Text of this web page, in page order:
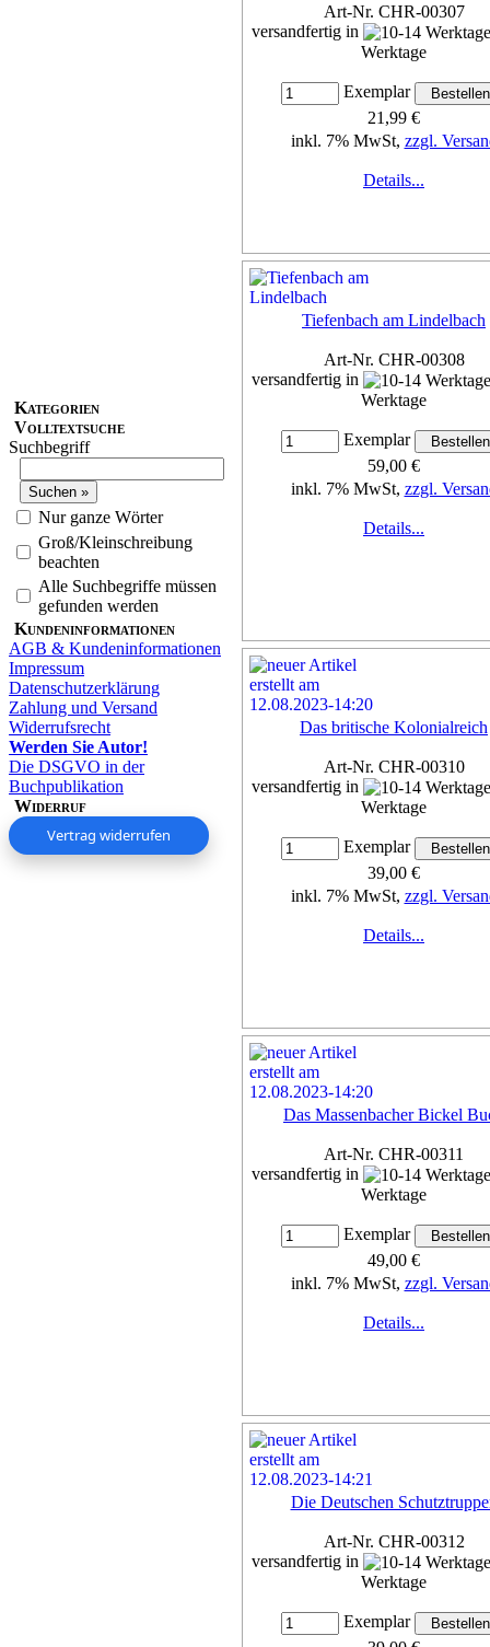
Kategorien
Volltextsuche
Suchbegriff
Nur ganze Wörter
Groß/Kleinschreibung
beachten
Alle Suchbegriffe müssen
gefunden werden
Kundeninformationen
AGB & Kundeninformationen
Impressum
Datenschutzerklärung
Zahlung und Versand
Widerrufsrecht
Werden Sie Autor!
Die DSGVO in der
Buchpublikation
Widerruf
Vertrag widerrufen
Art-Nr. CHR-00307
versandfertig in
Werktage
Exemplar
21,99 €
inkl. 7% MwSt, zzgl.
Details...
Tiefenbach am Lindelbach
Art-Nr. CHR-00308
versandfertig in
Werktage
Exemplar
59,00 €
inkl. 7% MwSt, zzgl.
Details...
Das britische Kolonialreich
Art-Nr. CHR-00310
versandfertig in
Werktage
Exemplar
39,00 €
inkl. 7% MwSt, zzgl.
Details...
Das Massenbacher Bickel
Art-Nr. CHR-00311
versandfertig in
Werktage
Exemplar
49,00 €
inkl. 7% MwSt, zzgl.
Details...
Die Deutschen
Art-Nr. CHR-00312
versandfertig in
Werktage
Exemplar